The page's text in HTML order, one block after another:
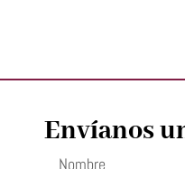
Envíanos